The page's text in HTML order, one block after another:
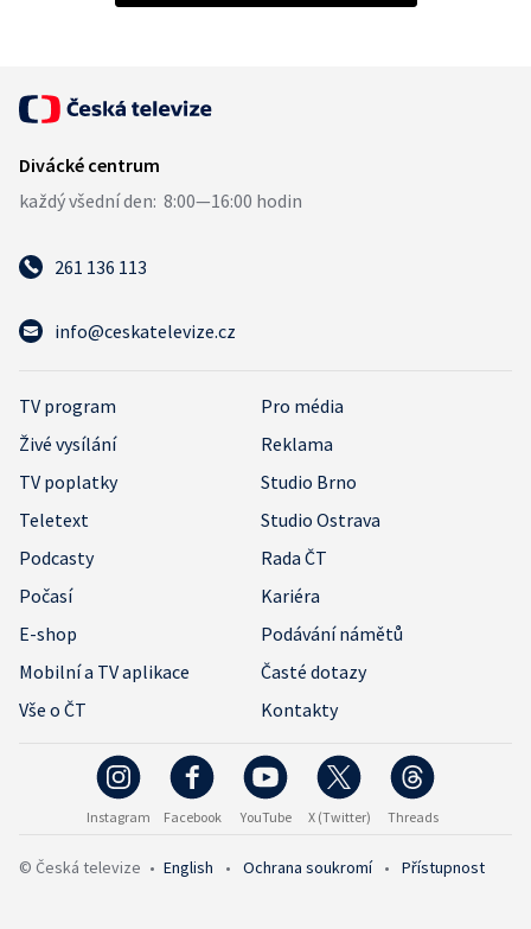
261 136 113
info@ceskatelevize.cz
TV program
Pro média
Živé vysílání
Reklama
TV poplatky
Studio Brno
Teletext
Studio Ostrava
Podcasty
Rada ČT
Počasí
Kariéra
E-shop
Podávání námětů
Mobilní a TV aplikace
Časté dotazy
Vše o ČT
Kontakty
Instagram Facebook YouTube X (Twitter) Threads
© Česká televize • English • Ochrana soukromí • Přístupnost